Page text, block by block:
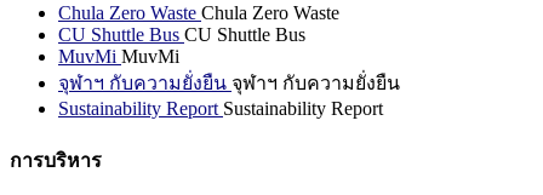
Chula Zero Waste Chula Zero Waste
CU Shuttle Bus CU Shuttle Bus
MuvMi MuvMi
จุฬาฯ กับความยั่งยืน จุฬาฯ กับความยั่งยืน
Sustainability Report Sustainability Report
การบริหาร